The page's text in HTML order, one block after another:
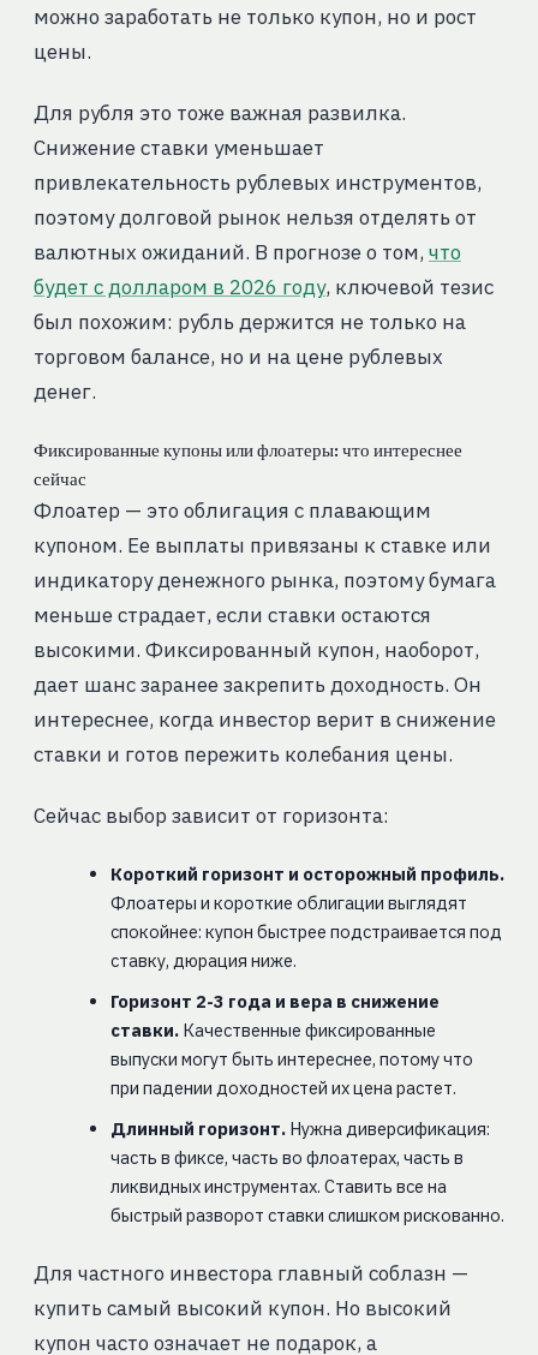
можно заработать не только купон, но и рост
цены.
Для рубля это тоже важная развилка.
Снижение ставки уменьшает
привлекательность рублевых инструментов,
поэтому долговой рынок нельзя отделять от
валютных ожиданий. В прогнозе о том, что
будет с долларом в 2026 году, ключевой тезис
был похожим: рубль держится не только на
торговом балансе, но и на цене рублевых
денег.
Фиксированные купоны или флоатеры: что интереснее
сейчас
Флоатер — это облигация с плавающим
купоном. Ее выплаты привязаны к ставке или
индикатору денежного рынка, поэтому бумага
меньше страдает, если ставки остаются
высокими. Фиксированный купон, наоборот,
дает шанс заранее закрепить доходность. Он
интереснее, когда инвестор верит в снижение
ставки и готов пережить колебания цены.
Сейчас выбор зависит от горизонта:
Короткий горизонт и осторожный профиль.
Флоатеры и короткие облигации выглядят
спокойнее: купон быстрее подстраивается под
ставку, дюрация ниже.
Горизонт 2-3 года и вера в снижение
ставки.Качественные фиксированные
выпуски могут быть интереснее, потому что
при падении доходностей их цена растет.
Длинный горизонт.Нужна диверсификация:
часть в фиксе, часть во флоатерах, часть в
ликвидных инструментах. Ставить все на
быстрый разворот ставки слишком рискованно.
Для частного инвестора главный соблазн —
купить самый высокий купон. Но высокий
купон часто означает не подарок, а